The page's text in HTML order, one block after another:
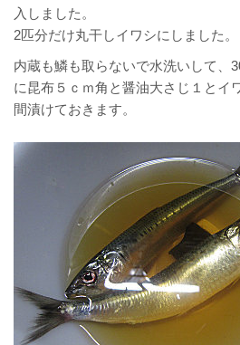
入しました。
2匹分だけ丸干しイワシにしました。
内蔵も鱗も取らないで水洗いして、
に昆布５ｃｍ角と醤油大さじ１とイ
間漬けておきます。